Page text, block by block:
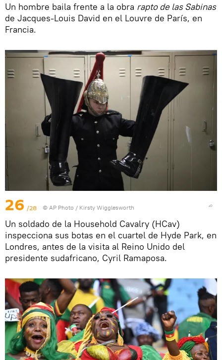
Un hombre baila frente a la obra rapto de las Sabinas
de Jacques-Louis David en el Louvre de París, en
Francia.
26 /28 © AP Photo / Kirsty Wigglesworth
Un soldado de la Household Cavalry (HCav)
inspecciona sus botas en el cuartel de Hyde Park, en
Londres, antes de la visita al Reino Unido del
presidente sudafricano, Cyril Ramaposa.